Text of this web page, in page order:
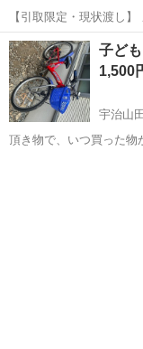
【引取限定・現状渡し】 メーカー：GIANT ジャイアント モデル名：
DEFY 1 ロードバイク ・アルミフレーム ・メーカーサイズ：S 適正
身長 160-175㎝
三重 三重郡 伊
子ど
1,500
宇治山
頂き物で、いつ買った物